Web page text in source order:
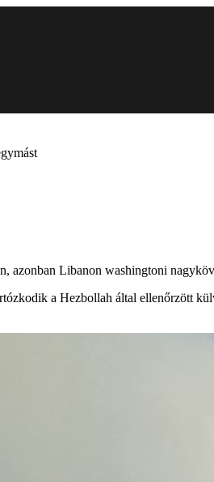
azonban Libanon washingtoni
a Hezbollah által ellenőrzött